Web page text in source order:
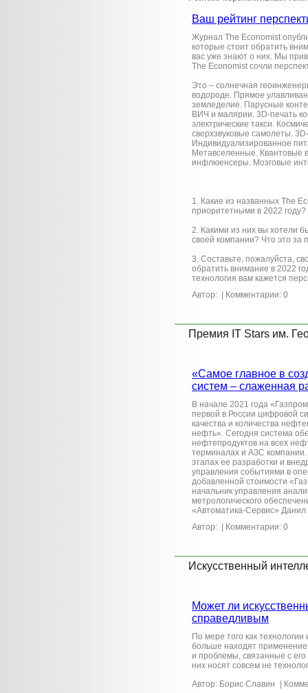
Ваш рейтинг
Журнал The Economist
которые стоит обратить
вас уже знают о них. Мы
The Economist сочли
Это – солнечная
водороде. Прямое
земледелие. Парусные
ВИЧ и малярии. 3D-печать
электрические такси.
сверхзвуковые самолеты.
Индивидуализированное
Метавселенные. Квантовые
инфлюенсеры. Мозговые
1. Какие из названных The
приоритетными в 2022
2. Какими из них вы хотели
своей компании? Что это за
3. Составьте, пожалуйста,
обратить внимание в 2022
технология вам кажется
Автор: | Комментарии: 0
Премия IT Stars им.
«Самое главное в
систем – слаженная
В начале 2021 года
первой в России цифровой
качества и количества
нефть». Сегодня система
нефтепродуктов на всех
терминалах и АЗС
этапах ее разработки и
управления событиями в
добавленной стоимости
начальник управления
метрологического
«Автоматика-Сервис» Данил
Автор: | Комментарии: 0
Искусственный
Может ли
справедливым
По мере того как
больше находят применение
и проблемы, связанные с
них носят совсем не
Автор: Борис Славин
|